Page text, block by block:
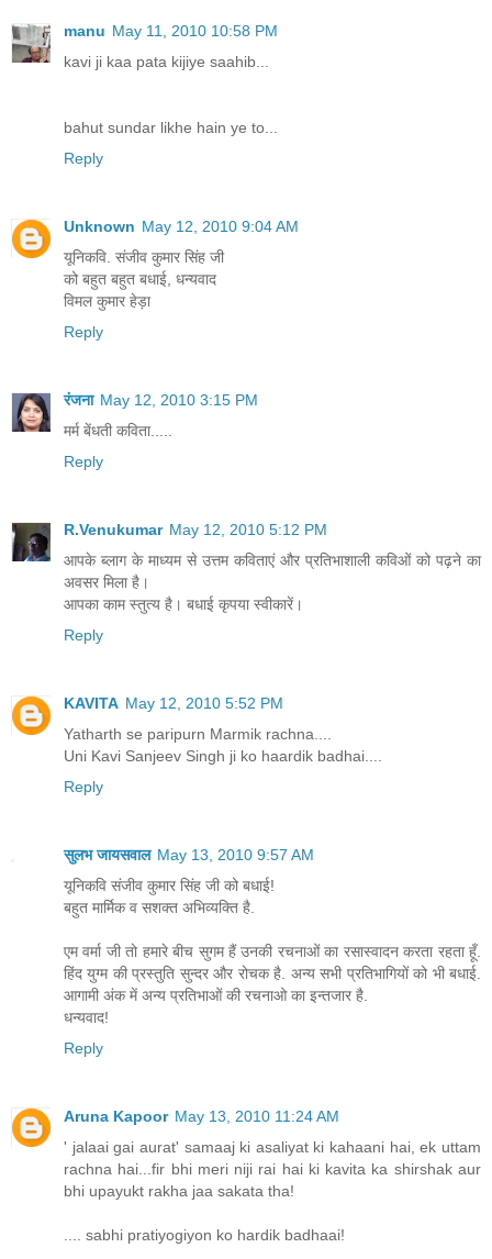
manu May 11, 2010 10:58 PM
kavi ji kaa pata kijiye saahib...
bahut sundar likhe hain ye to...
Reply
Unknown May 12, 2010 9:04 AM
यूनिकवि. संजीव कुमार सिंह जी
को बहुत बहुत बधाई, धन्यवाद
विमल कुमार हेड़ा
Reply
रंजना May 12, 2010 3:15 PM
मर्म बेंधती कविता.....
Reply
R.Venukumar May 12, 2010 5:12 PM
आपके ब्लाग के माध्यम से उत्तम कविताएं और प्रतिभाशाली कविओं को पढ़ने का
अवसर मिला है।
आपका काम स्तुत्य है। बधाई कृपया स्वीकारें।
Reply
KAVITA May 12, 2010 5:52 PM
Yatharth se paripurn Marmik rachna....
Uni Kavi Sanjeev Singh ji ko haardik badhai....
Reply
सुलभ जायसवाल May 13, 2010 9:57 AM
यूनिकवि संजीव कुमार सिंह जी को बधाई!
बहुत मार्मिक व सशक्त अभिव्यक्ति है.
एम वर्मा जी तो हमारे बीच सुगम हैं उनकी रचनाओं का रसास्वादन करता रहता हूँ.
हिंद युग्म की प्रस्तुति सुन्दर और रोचक है. अन्य सभी प्रतिभागियों को भी बधाई.
आगामी अंक में अन्य प्रतिभाओं की रचनाओ का इन्तजार है.
धन्यवाद!
Reply
Aruna Kapoor May 13, 2010 11:24 AM
' jalaai gai aurat' samaaj ki asaliyat ki kahaani hai, ek uttam
rachna hai...fir bhi meri niji rai hai ki kavita ka shirshak aur
bhi upayukt rakha jaa sakata tha!
.... sabhi pratiyogiyon ko hardik badhaai!